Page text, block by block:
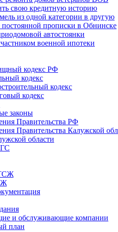
свою кредитную историю
из одной категории в другую
прописки в Обнинске
автостоянки
военной ипотеки
кодекс РФ
кодекс
кодекс
кодекс
законы
Правительства РФ
Правительства Калужской
области
и обслуживающие компании
план